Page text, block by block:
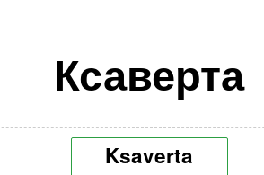
Ксаверта
Ksaverta